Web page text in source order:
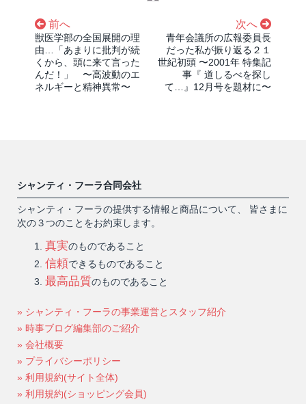
前へ
獣医学部の全国展開の理
由…「あまりに批判が続
くから、頭に来て言った
んだ！」 〜高波動のエ
ネルギーと精神異常〜
次へ
青年会議所の広報委員長
だった私が振り返る２１
世紀初頭 〜2001年 特集記
事『 道しるべを探し
て…』12月号を題材に〜
シャンティ・フーラ合同会社
シャンティ・フーラの提供する情報と商品について、 皆さまに
次の３つのことをお約束します。
真実のものであること
信頼できるものであること
最高品質のものであること
» シャンティ・フーラの事業運営とスタッフ紹介
» 時事ブログ編集部のご紹介
» 会社概要
» プライバシーポリシー
» 利用規約(サイト全体)
» 利用規約(ショッピング会員)